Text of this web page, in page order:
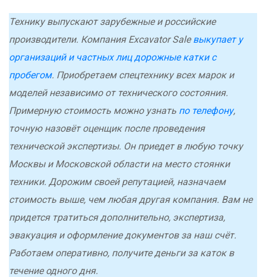
Технику выпускают зарубежные и российские
производители. Компания Excavator Saleвыкупает у
организаций и частных лиц дорожные катки с
пробегом. Приобретаем спецтехнику всех марок и
моделей независимо от технического состояния.
Примерную стоимость можно узнать по телефону,
точную назовёт оценщик после проведения
технической экспертизы. Он приедет в любую точку
Москвы и Московской области на место стоянки
техники. Дорожим своей репутацией, назначаем
стоимость выше, чем любая другая компания. Вам не
придется тратиться дополнительно, экспертиза,
эвакуация и оформление документов за наш счёт.
Работаем оперативно, получите деньги за каток в
течение одного дня.